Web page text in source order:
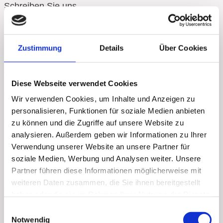
Zustimmung Details Über Cookies
Diese Webseite verwendet Cookies
Wir verwenden Cookies, um Inhalte und Anzeigen zu
personalisieren, Funktionen für soziale Medien anbieten
zu können und die Zugriffe auf unsere Website zu
analysieren. Außerdem geben wir Informationen zu Ihrer
Verwendung unserer Website an unsere Partner für
soziale Medien, Werbung und Analysen weiter. Unsere
Partner führen diese Informationen möglicherweise mit
weiteren Daten zusammen, die Sie ihnen bereitgestellt
Notwendig
Schreiben Sie uns
Ihre Nachricht an uns
Ihre Nachricht
Checkboxen*
Zustimmen
Ich habe die Datenschutzerklärung zur Kenntnis genommen und
akzeptiert. Ich stimme zu, dass meine Formularangaben zur
Kontaktaufnahme bzw. zur Bearbeitung meines Anliegens gespeichert
werden. *